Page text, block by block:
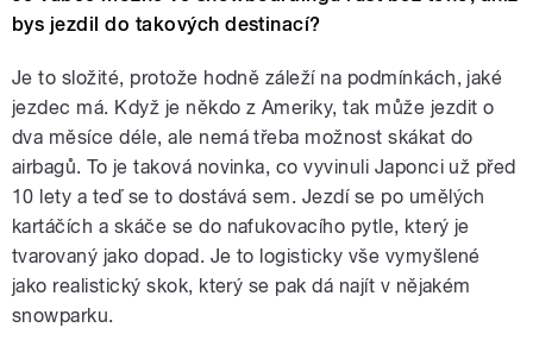
bys jezdil do takových destinací?
Je to složité, protože hodně záleží na podmínkách, jaké
jezdec má. Když je někdo z Ameriky, tak může jezdit o
dva měsíce déle, ale nemá třeba možnost skákat do
airbagů. To je taková novinka, co vyvinuli Japonci už před
10 lety a teď se to dostává sem. Jezdí se po umělých
kartáčích a skáče se do nafukovacího pytle, který je
tvarovaný jako dopad. Je to logisticky vše vymyšlené
jako realistický skok, který se pak dá najít v nějakém
snowparku.